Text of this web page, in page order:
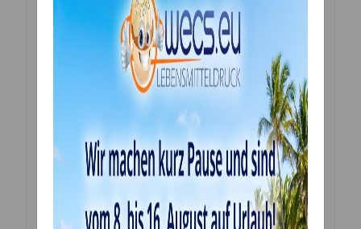
Sie erhalten ein Bild, gedruckt in höchster Qualität
individuell und ganz frisch für Sie gefertigt.
Bitte die Folie vor dem Verwenden entfernen. Sie
können die Bilder ganz einfach mit einer Schere oder
einem Skalpell ausschneiden. Eine genaue Anleitung
liegt dem Produkt bei.
Sollten Sie Sonderwünsche oder Fragen haben …
nehmen sie doch bitte einfach mit uns Kontakt auf:
Tel. oder WhatsApp: +4369913702462 (ab 14:00 Uhr)